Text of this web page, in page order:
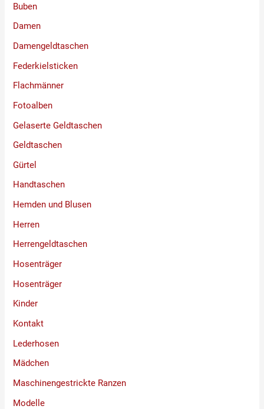
Buben
Damen
Damengeldtaschen
Federkielsticken
Flachmänner
Fotoalben
Gelaserte Geldtaschen
Geldtaschen
Gürtel
Handtaschen
Hemden und Blusen
Herren
Herrengeldtaschen
Hosenträger
Hosenträger
Kinder
Kontakt
Lederhosen
Mädchen
Maschinengestrickte Ranzen
Modelle